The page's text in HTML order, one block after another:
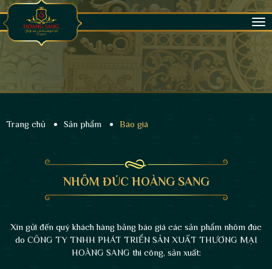
Trang chủ Sản phẩm Báo giá
NHÔM ĐÚC HOÀNG SANG
Xin gửi đến quý khách hàng bảng báo giá các sản phẩm nhôm đúc
do CÔNG TY TNHH PHÁT TRIỂN SẢN XUẤT THƯƠNG MẠI
HOÀNG SANG thi công, sản xuất: